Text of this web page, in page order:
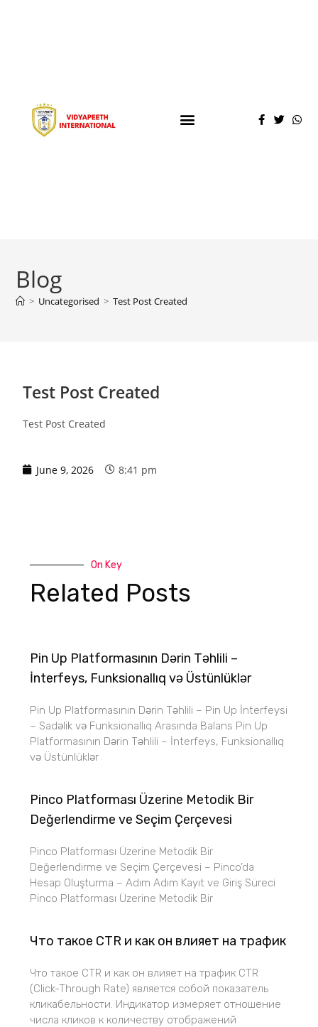
Blog
> Uncategorised > Test Post Created
Test Post Created
Test Post Created
June 9, 2026 8:41 pm
On Key
Related Posts
Pin Up Platformasının Dərin Təhlili –
İnterfeys, Funksionallıq və Üstünlüklər
Pin Up Platformasının Dərin Təhlili – Pin Up İnterfeysi
– Sadəlik və Funksionallıq Arasında Balans Pin Up
Platformasının Dərin Təhlili – İnterfeys, Funksionallıq
və Üstünlüklər
Pinco Platforması Üzerine Metodik Bir
Değerlendirme ve Seçim Çerçevesi
Pinco Platforması Üzerine Metodik Bir
Değerlendirme ve Seçim Çerçevesi – Pinco’da
Hesap Oluşturma – Adım Adım Kayıt ve Giriş Süreci
Pinco Platforması Üzerine Metodik Bir
Что такое CTR и как он влияет на трафик
Что такое CTR и как он влияет на трафик CTR
(Click-Through Rate) является собой показатель
кликабельности. Индикатор измеряет отношение
числа кликов к количеству отображений